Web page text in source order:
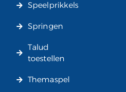
Speelprikkels
Springen
Talud
toestellen
Themaspel